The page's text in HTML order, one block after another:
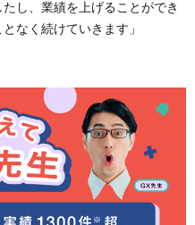
し、業績を上げることができ
なく続けていきます」